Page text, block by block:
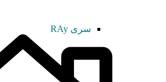
سری RAy